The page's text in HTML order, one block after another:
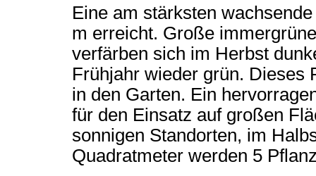
Eine am stärksten
m erreicht. Große
verfärben sich im Herbst
Frühjahr wieder grün. Dieses
in den Garten. Ein
für den Einsatz auf großen
sonnigen Standorten, im
Quadratmeter werden 5